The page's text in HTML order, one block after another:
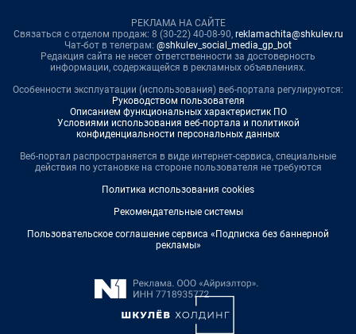
РЕКЛАМА НА САЙТЕ
Связаться с отделом продаж: 8 (30-22) 40-08-90, reklamachita@shkulev.ru
Чат-бот в телеграм: @shkulev_social_media_gp_bot
Редакция сайта не несет ответственности за достоверность
информации, содержащейся в рекламных объявлениях.
Особенности эксплуатации (использования) веб-портала регулируются:
Руководством пользователя
Описанием функциональных характеристик ПО
Условиями использования веб-портала и политикой
конфиденциальности персональных данных
Веб-портал распространяется в виде интернет-сервиса, специальные
действия по установке на стороне пользователя не требуются
Политика использования cookies
Рекомендательные системы
Пользовательское соглашение сервиса «Подписка без баннерной
рекламы»